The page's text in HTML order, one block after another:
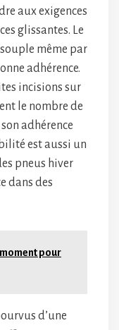
aux exigences
glissantes. Le
même par
adhérence.
incisions sur
le nombre de
adhérence
est aussi un
pneus hiver
dans des
pour
d’une